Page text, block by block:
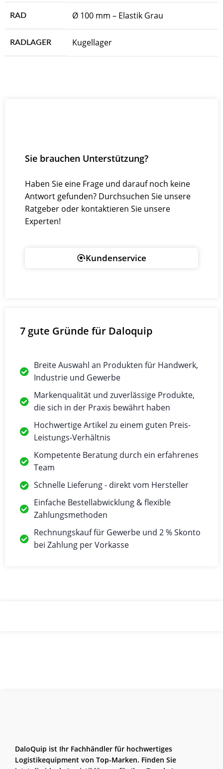
RAD Ø 100 mm – Elastik Grau
RADLAGER Kugellager
7 gute Gründe für Daloquip
Breite Auswahl an Produkten für Handwerk,
Industrie und Gewerbe
Markenqualität und zuverlässige Produkte,
die sich in der Praxis bewährt haben
Hochwertige Artikel zu einem guten Preis-
Leistungs-Verhältnis
Kompetente Beratung durch ein erfahrenes
Team
Schnelle Lieferung - direkt vom Hersteller
Einfache Bestellabwicklung & flexible
Zahlungsmethoden
Rechnungskauf für Gewerbe und 2 % Skonto
bei Zahlung per Vorkasse
Sie brauchen Unterstützung?
Haben Sie eine Frage und darauf noch keine
Antwort gefunden? Durchsuchen Sie unsere
Ratgeber oder kontaktieren Sie unsere
Experten!
Kundenservice
DaloQuip ist Ihr Fachhändler für hochwertiges
Logistikequipment von Top-Marken. Finden Sie